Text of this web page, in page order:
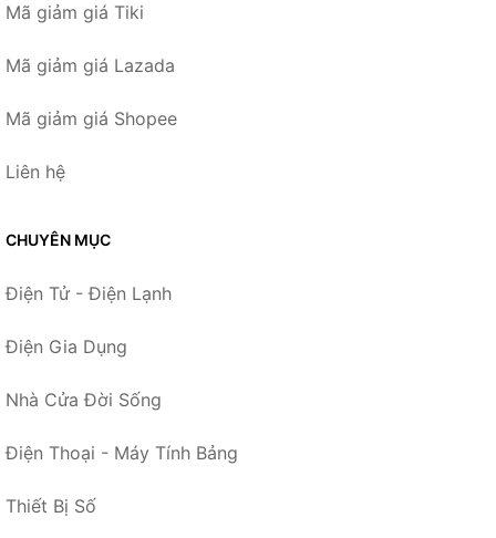
Mã giảm giá Tiki
Mã giảm giá Lazada
Mã giảm giá Shopee
Liên hệ
CHUYÊN MỤC
Điện Tử - Điện Lạnh
Điện Gia Dụng
Nhà Cửa Đời Sống
Điện Thoại - Máy Tính Bảng
Thiết Bị Số